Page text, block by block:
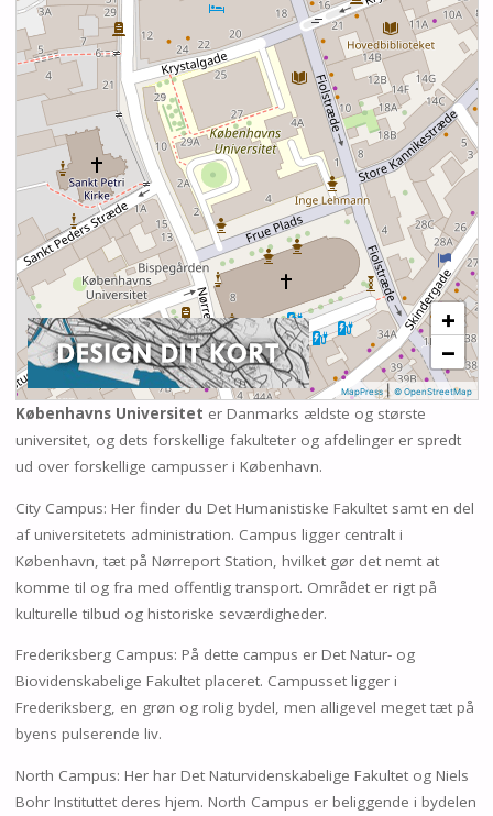
+
−
MapPress| © OpenStreetMap
Københavns Universitet er Danmarks ældste og største
universitet, og dets forskellige fakulteter og afdelinger er spredt
ud over forskellige campusser i København.
City Campus: Her finder du Det Humanistiske Fakultet samt en del
af universitetets administration. Campus ligger centralt i
København, tæt på Nørreport Station, hvilket gør det nemt at
komme til og fra med offentlig transport. Området er rigt på
kulturelle tilbud og historiske seværdigheder.
Frederiksberg Campus: På dette campus er Det Natur- og
Biovidenskabelige Fakultet placeret. Campusset ligger i
Frederiksberg, en grøn og rolig bydel, men alligevel meget tæt på
byens pulserende liv.
North Campus: Her har Det Naturvidenskabelige Fakultet og Niels
Bohr Instituttet deres hjem. North Campus er beliggende i bydelen